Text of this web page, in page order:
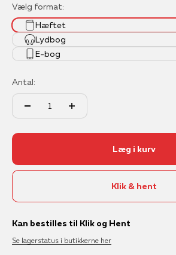
Vælg format:
Hæftet
Lydbog
E-bog
Antal:
Læg i kurv
Klik & hent
Kan bestilles til Klik og Hent
Se lagerstatus i butikkerne her